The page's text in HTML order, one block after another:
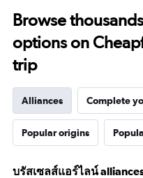
Browse
options on
trip
Alliances Complete
Popular origins
บรัสเซลส์แอร์ไลน์